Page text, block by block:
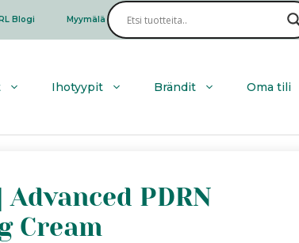
Blogi Myymälä Haku
Ihotyypit Brändit Oma tili
PDRN
Cream
All
Advanced
Cream